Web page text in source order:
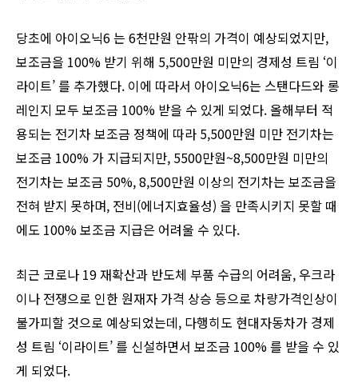
당초에 아이오닉6 는 6천만원 안팎의 가격이 예상되었지만,
보조금을 100% 받기 위해 5,500만원 미만의 경제성 트림 ‘이
라이트’ 를 추가했다. 이에 따라서 아이오닉6는 스탠다드와 롱
레인지 모두 보조금 100% 받을 수 있게 되었다. 올해부터 적
용되는 전기차 보조금 정책에 따라 5,500만원 미만 전기차는
보조금 100% 가 지급되지만, 5500만원~8,500만원 미만의
전기차는 보조금 50%, 8,500만원 이상의 전기차는 보조금을
전혀 받지 못하며, 전비(에너지효율성) 을 만족시키지 못할 때
에도 100% 보조금 지급은 어려울 수 있다.
최근 코로나 19 재확산과 반도체 부품 수급의 어려움, 우크라
이나 전쟁으로 인한 원재자 가격 상승 등으로 차량가격인상이
불가피할 것으로 예상되었는데, 다행히도 현대자동차가 경제
성 트림 ‘이라이트’ 를 신설하면서 보조금 100% 를 받을 수 있
게 되었다.